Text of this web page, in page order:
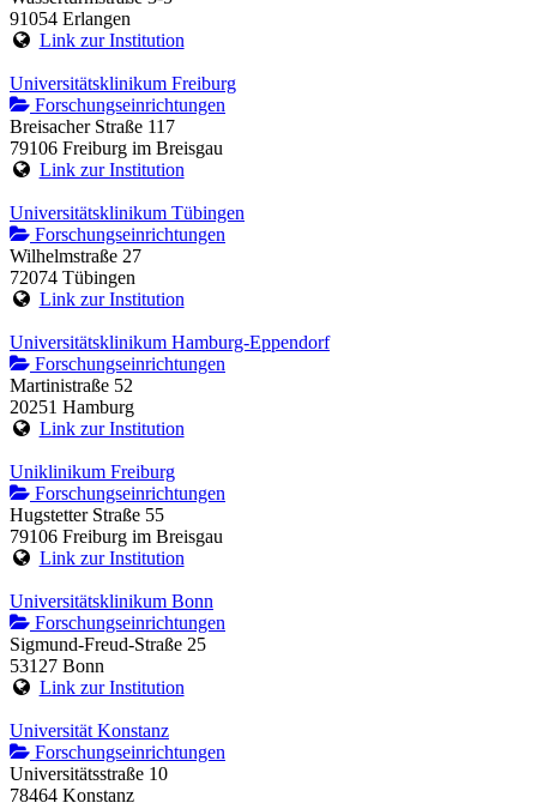
91054 Erlangen
Link zur Institution
Universitätsklinikum Freiburg
Forschungseinrichtungen
Breisacher Straße 117
79106 Freiburg im Breisgau
Link zur Institution
Universitätsklinikum Tübingen
Forschungseinrichtungen
Wilhelmstraße 27
72074 Tübingen
Link zur Institution
Universitätsklinikum Hamburg-Eppendorf
Forschungseinrichtungen
Martinistraße 52
20251 Hamburg
Link zur Institution
Uniklinikum Freiburg
Forschungseinrichtungen
Hugstetter Straße 55
79106 Freiburg im Breisgau
Link zur Institution
Universitätsklinikum Bonn
Forschungseinrichtungen
Sigmund-Freud-Straße 25
53127 Bonn
Link zur Institution
Universität Konstanz
Forschungseinrichtungen
Universitätsstraße 10
78464 Konstanz